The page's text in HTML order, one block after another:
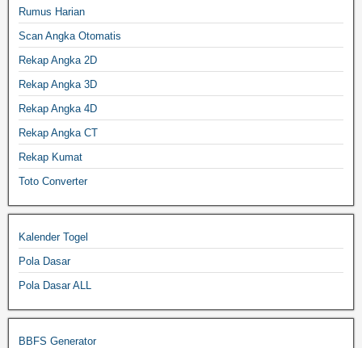
Rumus Harian
Scan Angka Otomatis
Rekap Angka 2D
Rekap Angka 3D
Rekap Angka 4D
Rekap Angka CT
Rekap Kumat
Toto Converter
Kalender Togel
Pola Dasar
Pola Dasar ALL
BBFS Generator